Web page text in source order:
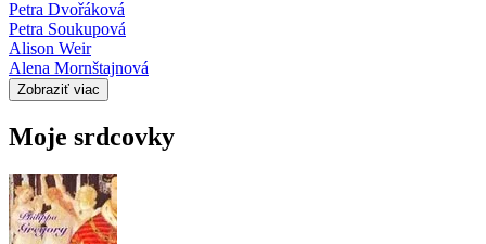
Petra Dvořáková
Petra Soukupová
Alison Weir
Alena Mornštajnová
Zobraziť viac
Moje srdcovky